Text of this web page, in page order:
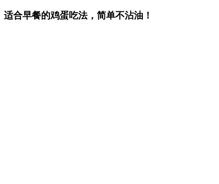
适合早餐的鸡蛋吃法，简单不沾油！